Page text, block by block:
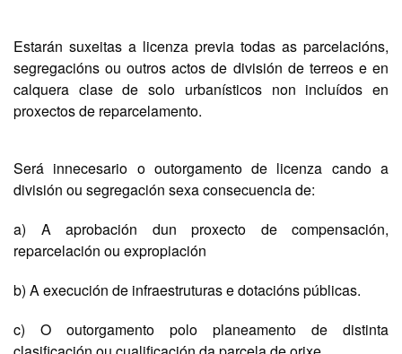
Estarán suxeitas a licenza previa todas as parcelacións,
segregacións ou outros actos de división de terreos e en
calquera clase de solo urbanísticos non incluídos en
proxectos de reparcelamento.
Será innecesario o outorgamento de licenza cando a
división ou segregación sexa consecuencia de:
a) A aprobación dun proxecto de compensación,
reparcelación ou expropiación
b) A execución de infraestruturas e dotacións públicas.
c) O outorgamento polo planeamento de distinta